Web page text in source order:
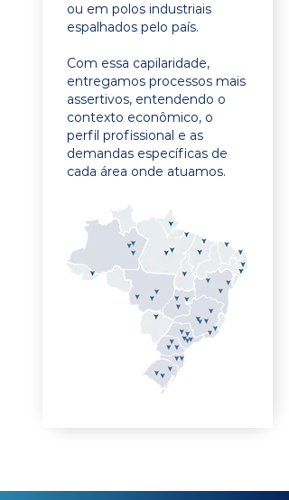
ou em polos industriais
espalhados pelo país.
Com essa capilaridade,
entregamos processos mais
assertivos, entendendo o
contexto econômico, o
perfil profissional e as
demandas específicas de
cada área onde atuamos.